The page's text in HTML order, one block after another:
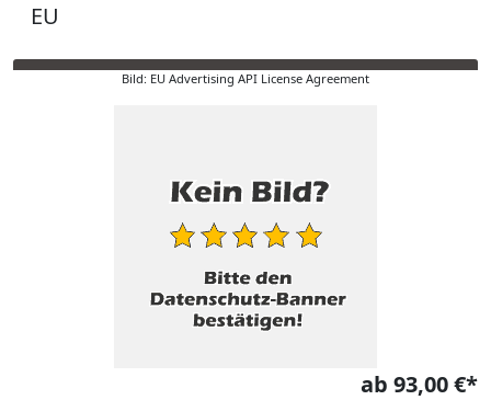
EU
Bild: EU Advertising API License Agreement
ab 93,00 €*